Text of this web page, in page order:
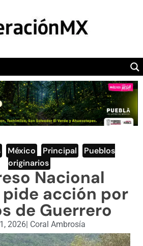
POLÍTICA
CAMALEÓN
OPINIÓN
DEPORTES
SECTION
VIDEOS
México Principal
Pueblos
originarios
Nacional
acción por
de Guerrero
2026| Coral Ambrosía